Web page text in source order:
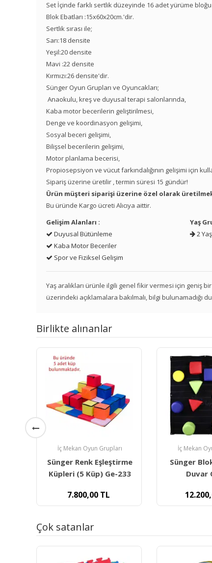
Set İçinde farklı sertlik düzeyinde 16 adet yürüme bloğu
Blok Ebatları :15x60x20cm.'dir.
Sertlik sırası ile;
Sarı:18 densite
Yeşil:20 densite
Mavi :22 densite
Kırmızı:26 densite'dir.
Sünger Oyun Grupları ve Oyuncakları;
Anaokulu, kreş ve duyusal terapi salonlarında,
Kaba motor becerilerin geliştirilmesi,
Denge ve koordinasyon gelişimi,
Sosyal beceri gelişimi,
Bilişsel becerilerin gelişimi,
Motor planlama becerisi,
Propiosepsiyon ve vücut farkındalığının gelişimi için
Sipariş üzerine üretilir , termin süresi 15 gündür!
Ürün müşteri siparişi üzerine özel olarak
Bu üründe Kargo ücreti Alıcıya aittir.
Gelişim Alanları :
Duyusal Bütünleme
Kaba Motor Beceriler
Spor ve Fiziksel Gelişim
Yaş
2
Yaş aralıkları ürünle ilgili genel fikir vermesi için geniş
üzerindeki açıklamalara bakılmalı, bilgi bulunamadığı
Birlikte alınanlar
İç Mekan Oyun Grupları
Sünger Blok Cırt Cırtlı
Duvar Oyunu
12.200,00 TL
Fiziksel
Redka
Çok satanlar